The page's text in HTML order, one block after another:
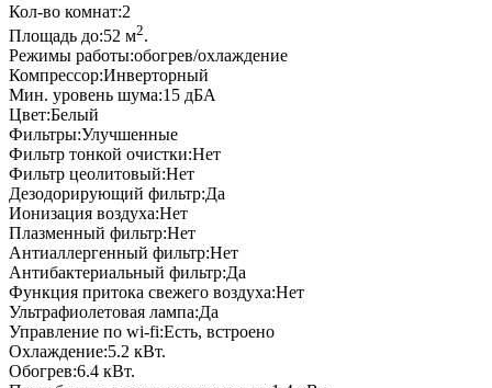
Кол-во комнат:2
Площадь до:52 м2.
Режимы работы:обогрев/охлаждение
Компрессор:Инверторный
Мин. уровень шума:15 дБА
Цвет:Белый
Фильтры:Улучшенные
Фильтр тонкой очистки:Нет
Фильтр цеолитовый:Нет
Дезодорирующий фильтр:Да
Ионизация воздуха:Нет
Плазменный фильтр:Нет
Антиаллергенный фильтр:Нет
Антибактериальный фильтр:Да
Функция притока свежего воздуха:Нет
Ультрафиолетовая лампа:Да
Управление по wi-fi:Есть, встроено
Охлаждение:5.2 кВт.
Обогрев:6.4 кВт.